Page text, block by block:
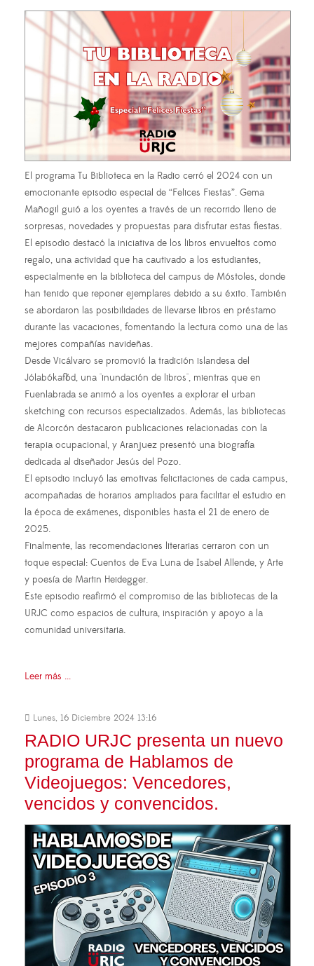
El programa Tu Biblioteca en la Radio cerró el 2024 con un
emocionante episodio especial de “Felices Fiestas”. Gema
Mañogil guió a los oyentes a través de un recorrido lleno de
sorpresas, novedades y propuestas para disfrutar estas fiestas.
El episodio destacó la iniciativa de los libros envueltos como
regalo, una actividad que ha cautivado a los estudiantes,
especialmente en la biblioteca del campus de Móstoles, donde
han tenido que reponer ejemplares debido a su éxito. También
se abordaron las posibilidades de llevarse libros en préstamo
durante las vacaciones, fomentando la lectura como una de las
mejores compañías navideñas.
Desde Vicálvaro se promovió la tradición islandesa del
Jólabókaflód, una "inundación de libros", mientras que en
Fuenlabrada se animó a los oyentes a explorar el urban
sketching con recursos especializados. Además, las bibliotecas
de Alcorcón destacaron publicaciones relacionadas con la
terapia ocupacional, y Aranjuez presentó una biografía
dedicada al diseñador Jesús del Pozo.
El episodio incluyó las emotivas felicitaciones de cada campus,
acompañadas de horarios ampliados para facilitar el estudio en
la época de exámenes, disponibles hasta el 21 de enero de
2025.
Finalmente, las recomendaciones literarias cerraron con un
toque especial: Cuentos de Eva Luna de Isabel Allende, y Arte
y poesía de Martin Heidegger.
Este episodio reafirmó el compromiso de las bibliotecas de la
URJC como espacios de cultura, inspiración y apoyo a la
comunidad universitaria.
Leer más ...
Lunes, 16 Diciembre 2024 13:16
RADIO URJC presenta un nuevo
programa de Hablamos de
Videojuegos: Vencedores,
vencidos y convencidos.